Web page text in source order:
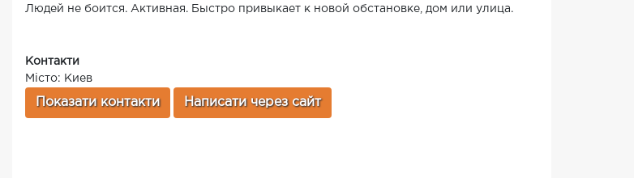
Людей не боится. Активная. Быстро привыкает к новой обстановке, дом или улица.
Контакти
Місто: Киев
Показати контакти Написати через сайт